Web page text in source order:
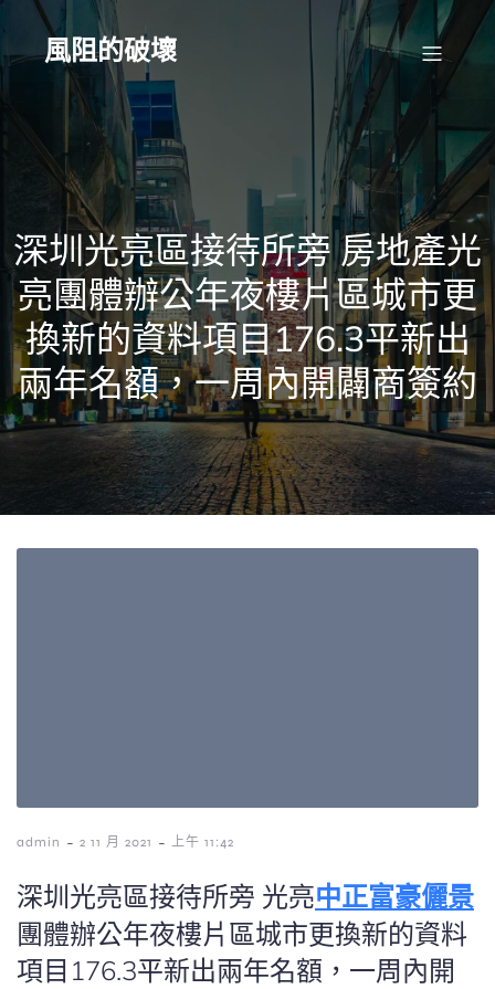
Skip
content風阻的破壞
深圳光亮區接待所旁 房地產光
亮團體辦公年夜樓片區城市更
換新的資料項目176.3平新出
兩年名額，一周內開闢商簽約
admin - 2 11 月 2021 - 上午 11:42
深圳光亮區接待所旁 光亮中正富豪儷景
團體辦公年夜樓片區城市更換新的資料
項目176.3平新出兩年名額，一周內開